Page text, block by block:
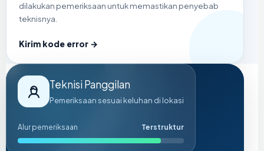
dilakukan pemeriksaan untuk memastikan penyebab
teknisnya.
Kirim kode error →
Teknisi Panggilan
Pemeriksaan sesuai keluhan di lokasi
Alur pemeriksaan Terstruktur